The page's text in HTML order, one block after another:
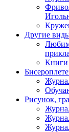
Другие
Книги
Рисунок,